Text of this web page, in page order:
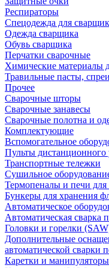
Респираторы
Спецодежда для
Одежда сварщика
Обувь сварщика
Перчатки сварочные
Химические материалы
Травильные пасты,
Прочее
Сварочные шторы
Сварочные занавесы
Сварочные полотна и
Комплектующие
Вспомогательное
Пульты дистанционного
Транспортные тележки
Сушильное
Термопеналы и печи для
Бункеры для хранения
Автоматическое
Автоматическая сварка
Головки и горелки
Дополнительные
автоматической сварки
Каретки и